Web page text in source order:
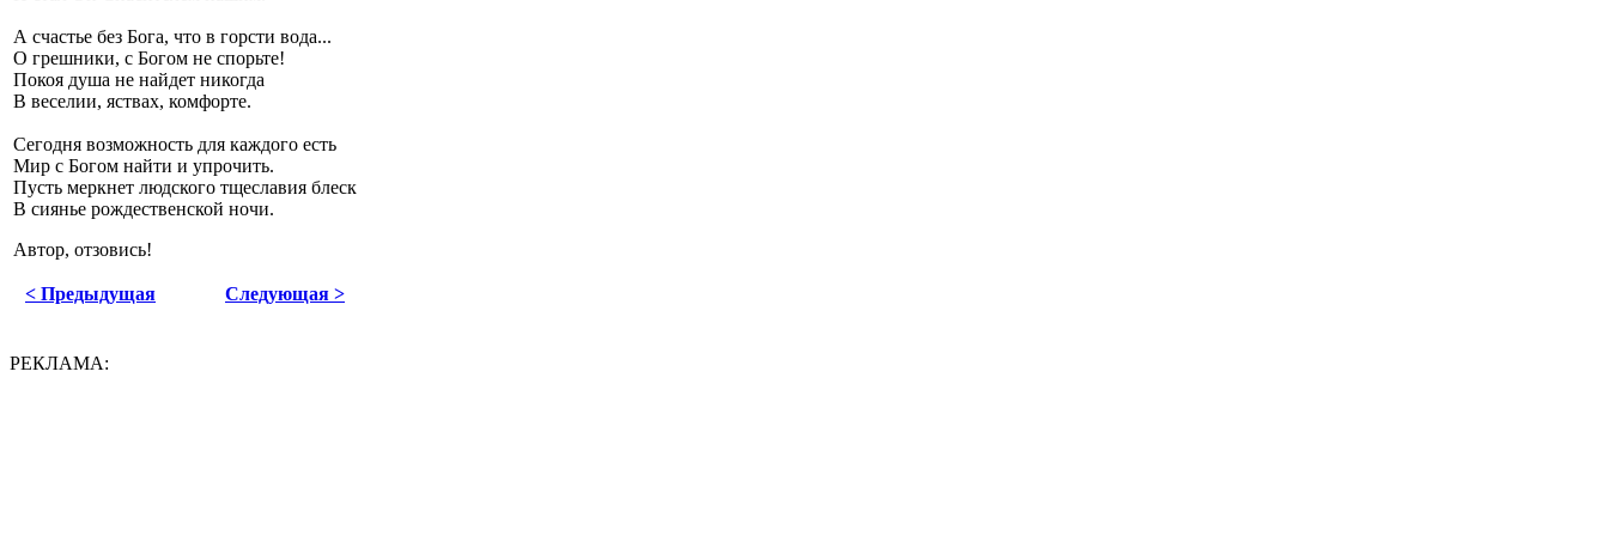
А счастье без Бога, что в горсти вода...
О грешники, с Богом не спорьте!
Покоя душа не найдет никогда
В веселии, яствах, комфорте.
Сегодня возможность для каждого есть
Мир с Богом найти и упрочить.
Пусть меркнет людского тщеславия блеск
В сиянье рождественской ночи.
Автор, отзовись!
< Предыдущая Следующая >
РЕКЛАМА: